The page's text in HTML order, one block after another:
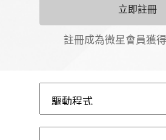
立即註冊
註冊成為微星會員獲